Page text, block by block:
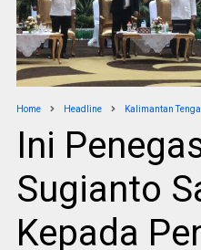
Home Headline Kalimantan
Ini
Sugianto
Kepada